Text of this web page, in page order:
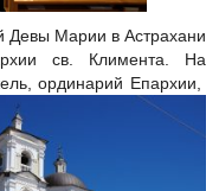
Девы Марии в Астрахани
св. Климента. На
ординарий Епархии,